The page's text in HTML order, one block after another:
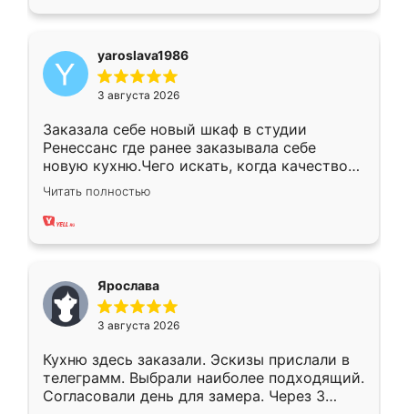
yaroslava1986
3 августа 2026
Заказала себе новый шкаф в студии
Ренессанс где ранее заказывала себе
новую кухню.Чего искать, когда качеством
вполне довольна. Служит кухня уже почти
два года, нареканий нет.
Читать полностью
Ярослава
3 августа 2026
Кухню здесь заказали. Эскизы прислали в
телеграмм. Выбрали наиболее подходящий.
Согласовали день для замера. Через 3